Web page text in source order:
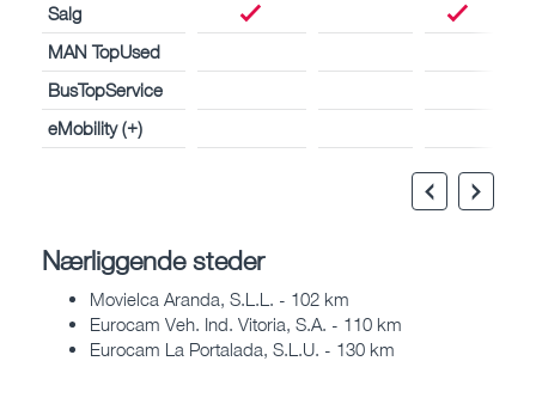
Salg
MAN TopUsed
BusTopService
eMobility (+)
Nærliggende steder
Movielca Aranda, S.L.L. - 102 km
Eurocam Veh. Ind. Vitoria, S.A. - 110 km
Eurocam La Portalada, S.L.U. - 130 km